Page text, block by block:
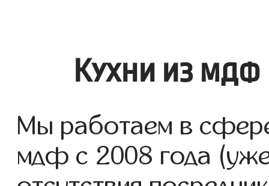
Кухни из
Мы работаем в
мдф с 2008 года